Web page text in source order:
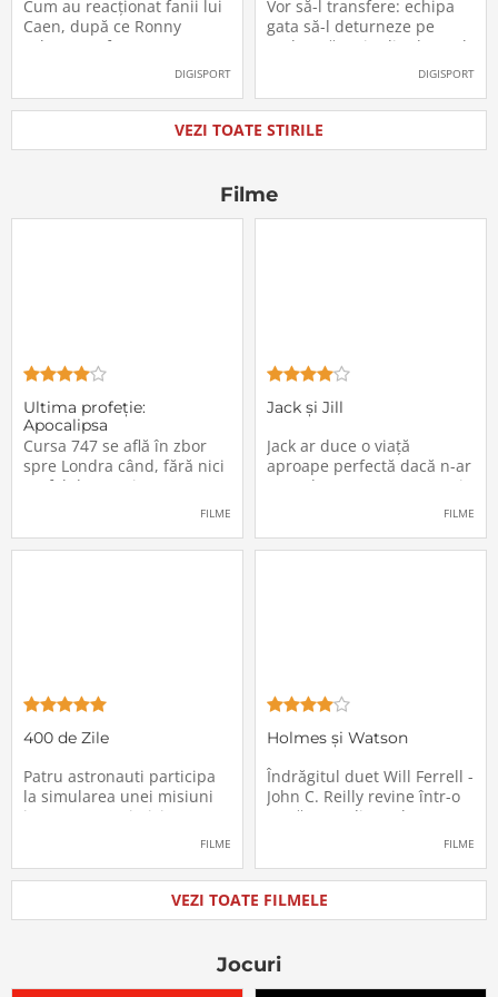
oficial la FCSB
Cum au reacționat fanii lui
Caen, după ce Ronny
Labonne a fost prezentat
DIGISPORT
către Juventus!
Vor să-l transfere: echipa
gata să-l deturneze pe
Radu Drăgușin din drumul
DIGISPORT
VEZI TOATE STIRILE
Filme
Ultima profeţie:
Apocalipsa
Cursa 747 se află în zbor
spre Londra când, fără nici
un fel de avertisment,
pasagerii încep să dispară
locurile lor. Teroarea și
FILME
Jack și Jill
Jack ar duce o viață
aproape perfectă dacă n-ar
avea de suportat o excepție
sărbători - sora lui
FILME
400 de Zile
Patru astronauti participa
la simularea unei misiuni
in care sunt trimisi pe o
psihologice pe care le are
calatoria in spatiu. Starea
mentala a astronautilor
FILME
Holmes și Watson
Îndrăgitul duet Will Ferrell -
John C. Reilly revine într-o
nouă comedie: Holmes &
Watson, povestea super-
Holmes și a asistentului
său, dr. Watson, inspirată
de romanul best-seller al
De data
FILME
VEZI TOATE FILMELE
Jocuri